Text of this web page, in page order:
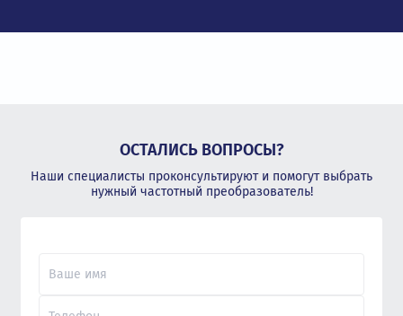
ОСТАЛИСЬ ВОПРОСЫ?
Наши специалисты проконсультируют и помогут выбрать
нужный частотный преобразователь!